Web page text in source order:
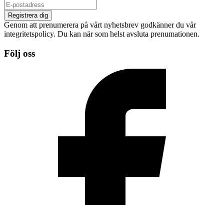
Registrera dig
Genom att prenumerera på vårt nyhetsbrev godkänner du vår
integritetspolicy. Du kan när som helst avsluta prenumationen.
Följ oss